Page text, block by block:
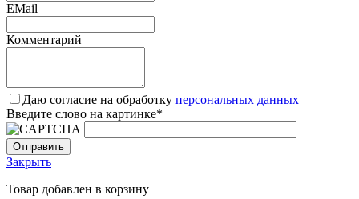
EMail
Комментарий
Даю согласие на обработку персональных данных
Введите слово на картинке*
Закрыть
Товар добавлен в корзину